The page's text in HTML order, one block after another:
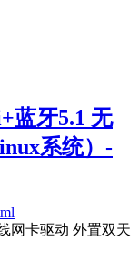
蓝牙5.1 无
系统）-